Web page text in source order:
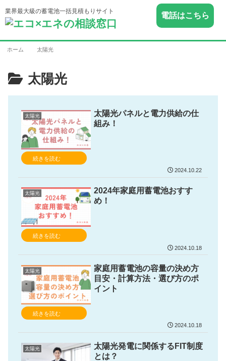
業界最大級の蓄電池一括見積もりサイト 電話はこちら
ホーム 太陽光
太陽光
太陽光
太陽光パネルと電力供給の仕
組み！
続きを読む
2024.10.22
太陽光
2024年家庭用蓄電池おすす
め！
続きを読む
2024.10.18
太陽光
家庭用蓄電池の容量の決め方
目安・計算方法・選び方のポ
イント
続きを読む
2024.10.18
太陽光
太陽光発電に関係するFIT制度
とは？